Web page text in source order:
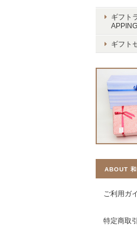
ギフト
APPING
ギフト
ABOUT
ご利用ガ
特定商取